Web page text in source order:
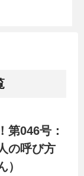
第046号：
の呼び方
）